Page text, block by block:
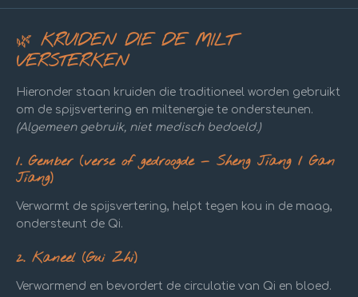
🌿 KRUIDEN DIE DE MILT
VERSTERKEN
Hieronder staan kruiden die traditioneel worden gebruikt
om de spijsvertering en miltenergie te ondersteunen.
(Algemeen gebruik, niet medisch bedoeld.)
1. Gember (verse of gedroogde — Sheng Jiang / Gan
Jiang)
Verwarmt de spijsvertering, helpt tegen kou in de maag,
ondersteunt de Qi.
2. Kaneel (Gui Zhi)
Verwarmend en bevordert de circulatie van Qi en bloed.